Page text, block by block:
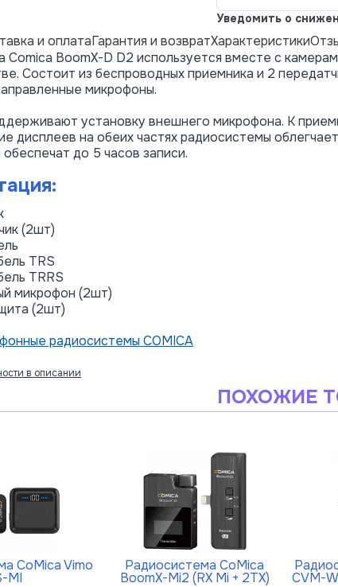
Уведомить о
и оплатаГарантия и возвратХарактеристики
Comica BoomX-D D2 используется вместе с
Состоит из беспроводных приемника и 2
микрофоны.
установку внешнего микрофона. К
дисплеев на обеих частях радиосистемы
до 5 часов записи.
(2шт)
TRS
TRRS
микрофон (2шт)
(2шт)
радиосистемы COMICA
в описании
ПОХОЖИЕ
CoMica Vimo
MI
Радиосистема CoMica
BoomX-Mi2 (RX Mi + 2TX) CVM-